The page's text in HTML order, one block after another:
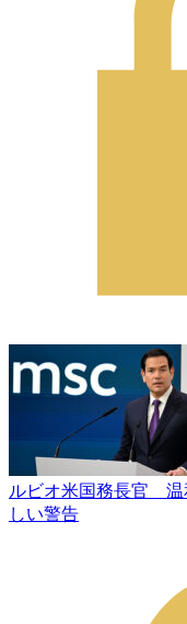
ルビオ米国務長官 温
しい警告